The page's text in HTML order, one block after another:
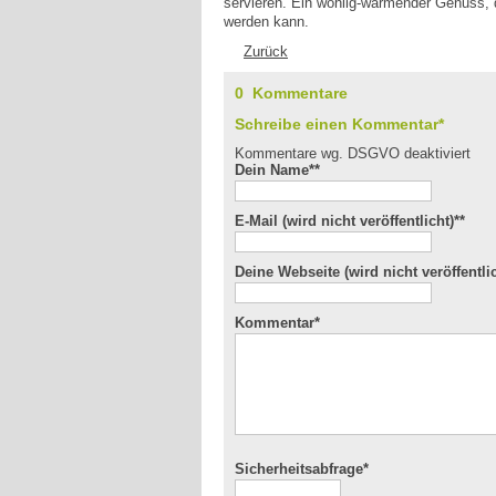
werden kann.
Zurück
0 Kommentare
Schreibe einen Kommentar*
Kommentare wg. DSGVO deaktiviert
Dein Name**
E-Mail (wird nicht veröffentlicht)**
Deine Webseite (wird nicht
Kommentar*
Sicherheitsabfrage*